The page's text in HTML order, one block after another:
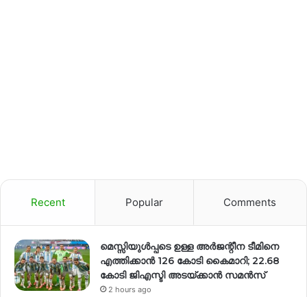
Recent Popular Comments
മെസ്സിയുൾപ്പടെ ഉള്ള അർജന്റീന ടീമിനെ
എത്തിക്കാൻ 126 കോടി കൈമാറി; 22.68
കോടി ജിഎസ്ടി അടയ്ക്കാൻ സമൻസ്
2 hours ago